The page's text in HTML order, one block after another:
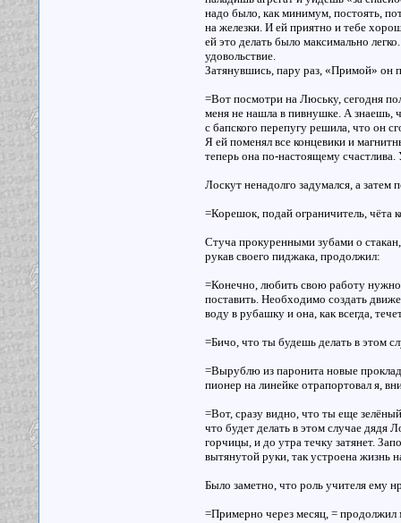
надо было, как минимум, постоять,
на железки. И ей приятно и тебе
ей это делать было максимально
удовольствие.
Затянувшись, пару раз, «Примой» он
=Вот посмотри на Люську, сегодня
меня не нашла в пивнушке. А знаешь,
с бапского перепугу решила, что он
Я ей поменял все концевики и
теперь она по-настоящему счастлива.
Лоскут ненадолго задумался, а затем
=Корешок, подай ограничитель, чёта
Стуча прокуренными зубами о
рукав своего пиджака, продолжил:
=Конечно, любить свою работу нужно,
поставить. Необходимо создать
воду в рубашку и она, как всегда,
=Бичо, что ты будешь делать в этом
=Вырублю из паронита новые
пионер на линейке отрапортовал я,
=Вот, сразу видно, что ты еще
что будет делать в этом случае дядя
горчицы, и до утра течку затянет.
вытянутой руки, так устроена жизнь
Было заметно, что роль учителя ему
=Примерно через месяц, = продолжил